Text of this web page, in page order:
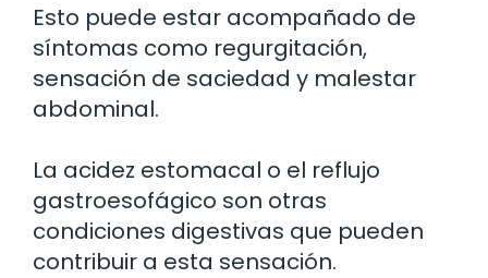
Esto puede estar acompañado de
síntomas como regurgitación,
sensación de saciedad y malestar
abdominal.
La acidez estomacal o el reflujo
gastroesofágico son otras
condiciones digestivas que pueden
contribuir a esta sensación.